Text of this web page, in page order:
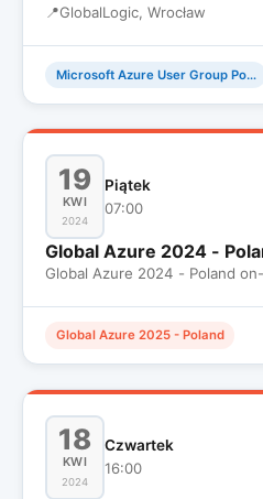
Października…
📍GlobalLogic, Wrocław
Microsoft Azure User Group Poland
19
KWI
2024
Piątek
07:00
Global Azure 2024 -
Global Azure 2024 - Poland
Global Azure 2025 - Poland
18
KWI
2024
Czwartek
16:00